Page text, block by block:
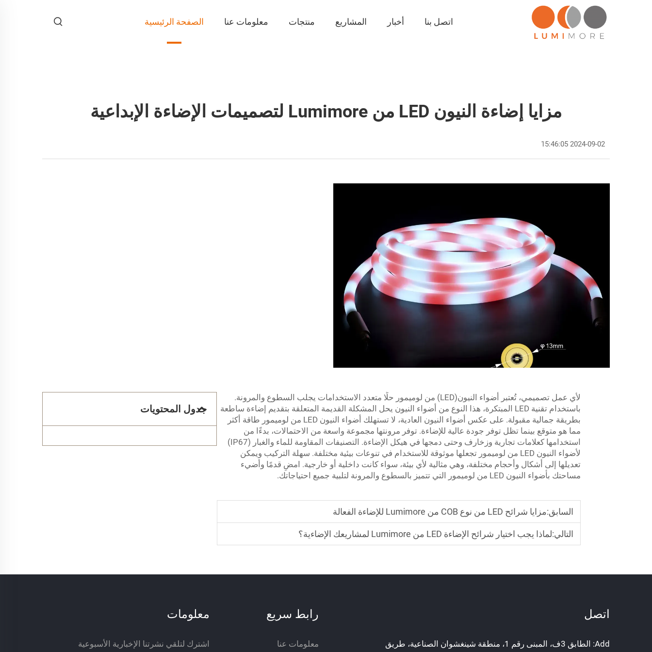
الصفحة الرئيسية معلومات عنا منتجات المشاريع أخبار اتصل بنا
مزايا إضاءة النيون LED من Lumimore لتصميمات الإضاءة الإبداعية
2024-09-02 15:46:05
لأي عمل تصميمي، تُعتبر أضواء النيون(LED) من لوميمور حلًا متعدد الاستخدامات يجلب السطوع والمرونة.
باستخدام تقنية LED المبتكرة، هذا النوع من أضواء النيون يحل المشكلة القديمة المتعلقة بتقديم إضاءة ساطعة
بطريقة جمالية مقبولة. على عكس أضواء النيون العادية، لا تستهلك أضواء النيون LED من لوميمور طاقة أكثر
مما هو متوقع بينما تظل توفر جودة عالية للإضاءة. توفر مرونتها مجموعة واسعة من الاحتمالات، بدءًا من
استخدامها كعلامات تجارية وزخارف وحتى دمجها في هيكل الإضاءة. التصنيفات المقاومة للماء والغبار (IP67)
لأضواء النيون LED من لوميمور تجعلها موثوقة للاستخدام في تنوعات بيئية مختلفة. سهلة التركيب ويمكن
تعديلها إلى أشكال وأحجام مختلفة، وهي مثالية لأي بيئة، سواء كانت داخلية أو خارجية. امضِ قدمًا وأضيء
مساحتك بأضواء النيون LED من لوميمور التي تتميز بالسطوع والمرونة لتلبية جميع احتياجاتك.
السابق:مزايا شرائح LED من نوع COB من Lumimore للإضاءة الفعالة
التالي:لماذا يجب اختيار شرائح الإضاءة LED من Lumimore لمشاريعك الإضاءية؟
جدول المحتويات
اتصل
Add: الطابق 3ف، المبنى رقم 1، منطقة شينغشوان الصناعية، طريق
رابط سريع
معلومات عنا
معلومات
اشترك لتلقي نشرتنا الإخبارية الأسبوعية